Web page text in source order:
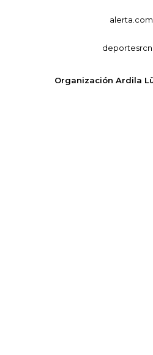
Organización Ardila